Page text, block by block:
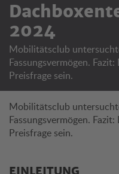
2024
Mobilitätsclub
Fassungsvermögen.
Preisfrage sein.
Mobilitätsclub
Fassungsvermögen.
Preisfrage sein.